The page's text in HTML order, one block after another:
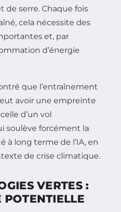
de serre. Chaque fois
cela nécessite des
et, par
d’énergie
que l’entraînement
avoir une empreinte
d’un vol
soulève forcément la
à long terme de l’IA, en
de crise climatique.
VERTES :
POTENTIELLE